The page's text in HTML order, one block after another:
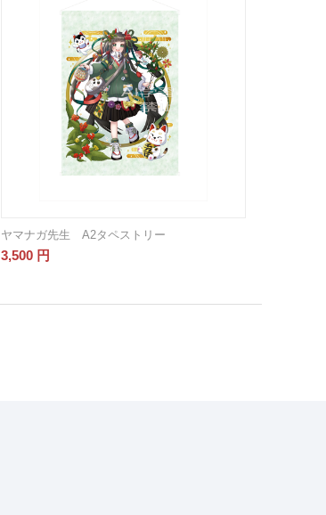
ヤマナガ先生 A2タペストリー
3,500 円